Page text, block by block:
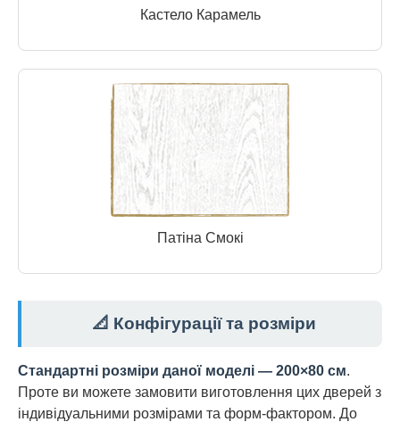
Кастело Карамель
Патіна Смокі
📐 Конфігурації та розміри
Стандартні розміри даної моделі — 200×80 см.
Проте ви можете замовити виготовлення цих дверей з
індивідуальними розмірами та форм-фактором. До